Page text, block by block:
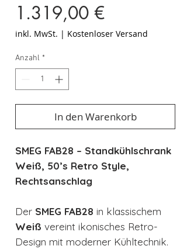
1.319,00 €Preis
inkl. MwSt. | Kostenloser Versand
Anzahl *
In den Warenkorb
SMEG FAB28 – Standkühlschrank
Weiß, 50’s Retro Style,
Rechtsanschlag
Der SMEG FAB28 in klassischem
Weiß vereint ikonisches Retro-
Design mit moderner Kühltechnik.